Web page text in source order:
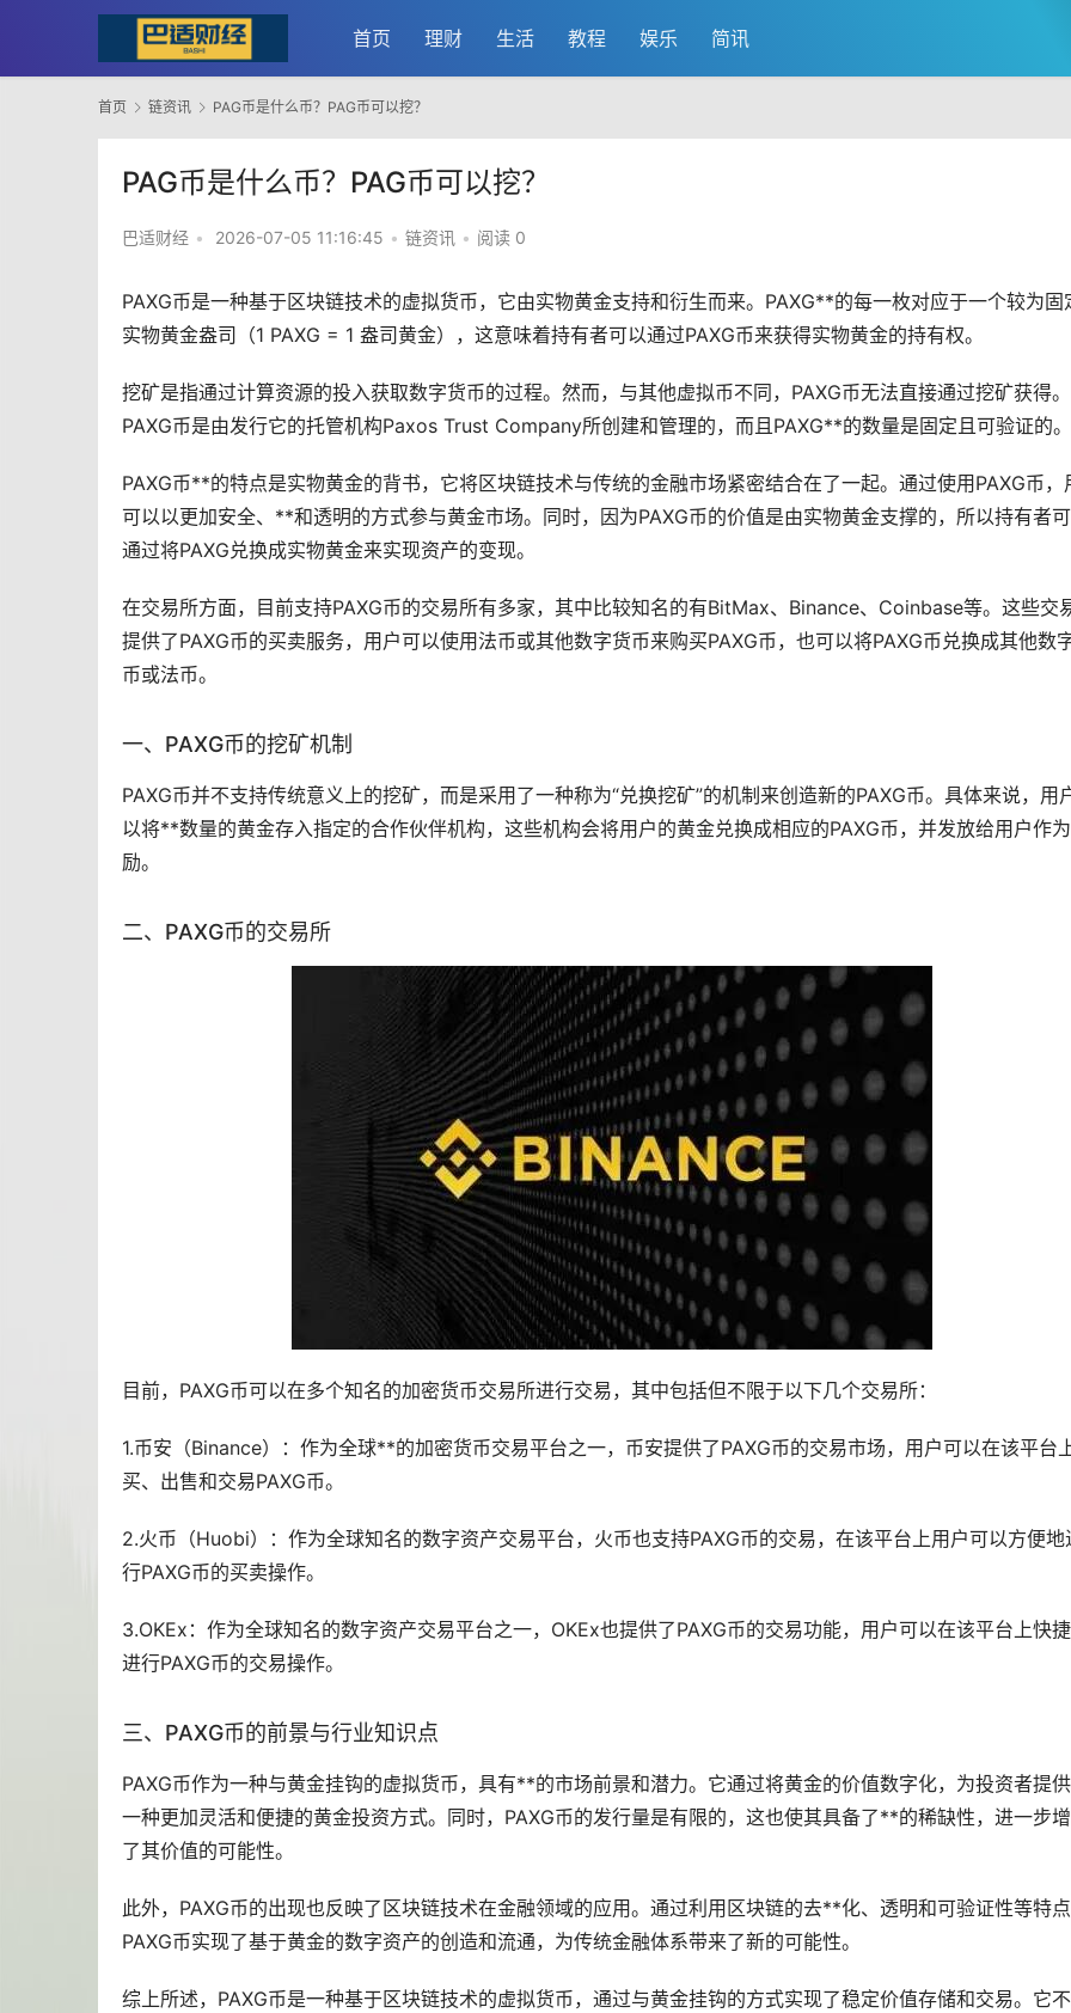
首页 理财 生活 教程 娱乐 简讯
首页 链资讯 PAG币是什么币？PAG币可以挖？
PAG币是什么币？PAG币可以挖？
巴适财经 • 2026-07-05 11:16:45 • 链资讯 • 阅读 0
PAXG币是一种基于区块链技术的虚拟货币，它由实物黄金支持和衍生而来。PAXG**的每一枚对应于一个较为固
实物黄金盎司（1 PAXG = 1 盎司黄金），这意味着持有者可以通过PAXG币来获得实物黄金的持有权。
挖矿是指通过计算资源的投入获取数字货币的过程。然而，与其他虚拟币不同，PAXG币无法直接通过挖矿获得。
PAXG币是由发行它的托管机构Paxos Trust Company所创建和管理的，而且PAXG**的数量是固定且可验证的。
PAXG币**的特点是实物黄金的背书，它将区块链技术与传统的金融市场紧密结合在了一起。通过使用PAXG币，
可以以更加安全、**和透明的方式参与黄金市场。同时，因为PAXG币的价值是由实物黄金支撑的，所以持有者
通过将PAXG兑换成实物黄金来实现资产的变现。
在交易所方面，目前支持PAXG币的交易所有多家，其中比较知名的有BitMax、Binance、Coinbase等。这些交
提供了PAXG币的买卖服务，用户可以使用法币或其他数字货币来购买PAXG币，也可以将PAXG币兑换成其他数
币或法币。
一、PAXG币的挖矿机制
PAXG币并不支持传统意义上的挖矿，而是采用了一种称为“兑换挖矿”的机制来创造新的PAXG币。具体来说，用
以将**数量的黄金存入指定的合作伙伴机构，这些机构会将用户的黄金兑换成相应的PAXG币，并发放给用户作
励。
二、PAXG币的交易所
目前，PAXG币可以在多个知名的加密货币交易所进行交易，其中包括但不限于以下几个交易所：
1.币安 （Binance）：作为全球**的加密货币交易平台之一，币安提供了PAXG币的交易市场，用户可以在该平台
买、出售和交易PAXG币。
2.火币 （Huobi）：作为全球知名的数字资产交易平台，火币也支持PAXG币的交易，在该平台上用户可以方便地
行PAXG币的买卖操作。
3.OKEx：作为全球知名的数字资产交易平台之一，OKEx也提供了PAXG币的交易功能，用户可以在该平台上快
进行PAXG币的交易操作。
三、PAXG币的前景与行业知识点
PAXG币作为一种与黄金挂钩的虚拟货币，具有**的市场前景和潜力。它通过将黄金的价值数字化，为投资者提
一种更加灵活和便捷的黄金投资方式。同时，PAXG币的发行量是有限的，这也使其具备了**的稀缺性，进一步
了其价值的可能性。
此外，PAXG币的出现也反映了区块链技术在金融领域的应用。通过利用区块链的去**化、透明和可验证性等特
PAXG币实现了基于黄金的数字资产的创造和流通，为传统金融体系带来了新的可能性。
综上所述，PAXG币是一种基于区块链技术的虚拟货币，通过与黄金挂钩的方式实现了稳定价值存储和交易。它